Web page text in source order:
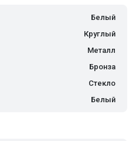
Белый
Круглый
Металл
Бронза
Стекло
Белый